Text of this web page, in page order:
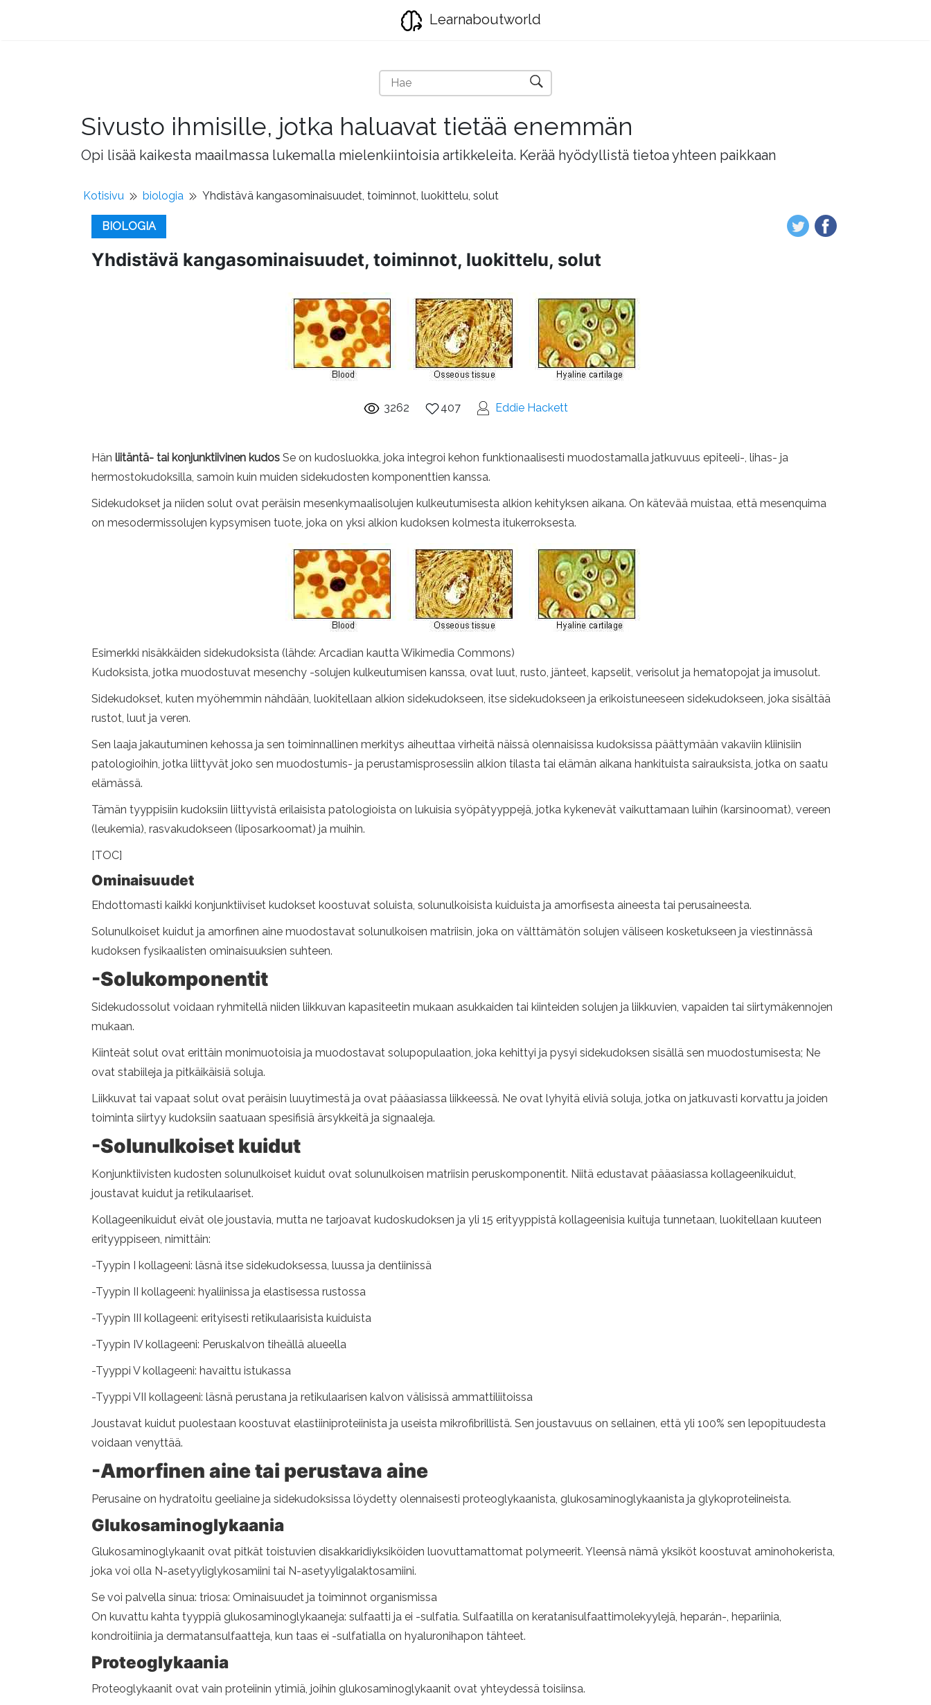
Learnaboutworld
Sivusto ihmisille, jotka haluavat tietää enemmän
Opi lisää kaikesta maailmassa lukemalla mielenkiintoisia artikkeleita. Kerää hyödyllistä tietoa yhteen paikkaan
Kotisivu biologia Yhdistävä kangasominaisuudet, toiminnot, luokittelu, solut
BIOLOGIA
Yhdistävä kangasominaisuudet, toiminnot, luokittelu, solut
3262 407 Eddie Hackett
Hän liitäntä- tai konjunktiivinen kudos Se on kudosluokka, joka integroi kehon funktionaalisesti muodostamalla jatkuvuus epiteeli-, lihas- ja
hermostokudoksilla, samoin kuin muiden sidekudosten komponenttien kanssa.
Sidekudokset ja niiden solut ovat peräisin mesenkymaalisolujen kulkeutumisesta alkion kehityksen aikana. On kätevää muistaa, että mesenquima
on mesodermissolujen kypsymisen tuote, joka on yksi alkion kudoksen kolmesta itukerroksesta.
Esimerkki nisäkkäiden sidekudoksista (lähde: Arcadian kautta Wikimedia Commons)
Kudoksista, jotka muodostuvat mesenchy -solujen kulkeutumisen kanssa, ovat luut, rusto, jänteet, kapselit, verisolut ja hematopojat ja imusolut.
Sidekudokset, kuten myöhemmin nähdään, luokitellaan alkion sidekudokseen, itse sidekudokseen ja erikoistuneeseen sidekudokseen, joka sisältää
rustot, luut ja veren.
Sen laaja jakautuminen kehossa ja sen toiminnallinen merkitys aiheuttaa virheitä näissä olennaisissa kudoksissa päättymään vakaviin kliinisiin
patologioihin, jotka liittyvät joko sen muodostumis- ja perustamisprosessiin alkion tilasta tai elämän aikana hankituista sairauksista, jotka on saatu
elämässä.
Tämän tyyppisiin kudoksiin liittyvistä erilaisista patologioista on lukuisia syöpätyyppejä, jotka kykenevät vaikuttamaan luihin (karsinoomat), vereen
(leukemia), rasvakudokseen (liposarkoomat) ja muihin.
[TOC]
Ominaisuudet
Ehdottomasti kaikki konjunktiiviset kudokset koostuvat soluista, solunulkoisista kuiduista ja amorfisesta aineesta tai perusaineesta.
Solunulkoiset kuidut ja amorfinen aine muodostavat solunulkoisen matriisin, joka on välttämätön solujen väliseen kosketukseen ja viestinnässä
kudoksen fysikaalisten ominaisuuksien suhteen.
-Solukomponentit
Sidekudossolut voidaan ryhmitellä niiden liikkuvan kapasiteetin mukaan asukkaiden tai kiinteiden solujen ja liikkuvien, vapaiden tai siirtymäkennojen
mukaan.
Kiinteät solut ovat erittäin monimuotoisia ja muodostavat solupopulaation, joka kehittyi ja pysyi sidekudoksen sisällä sen muodostumisesta; Ne
ovat stabiileja ja pitkäikäisiä soluja.
Liikkuvat tai vapaat solut ovat peräisin luuytimestä ja ovat pääasiassa liikkeessä. Ne ovat lyhyitä eliviä soluja, jotka on jatkuvasti korvattu ja joiden
toiminta siirtyy kudoksiin saatuaan spesifisiä ärsykkeitä ja signaaleja.
-Solunulkoiset kuidut
Konjunktiivisten kudosten solunulkoiset kuidut ovat solunulkoisen matriisin peruskomponentit. Niitä edustavat pääasiassa kollageenikuidut,
joustavat kuidut ja retikulaariset.
Kollageenikuidut eivät ole joustavia, mutta ne tarjoavat kudoskudoksen ja yli 15 erityyppistä kollageenisia kuituja tunnetaan, luokitellaan kuuteen
erityyppiseen, nimittäin:
-Tyypin I kollageeni: läsnä itse sidekudoksessa, luussa ja dentiinissä
-Tyypin II kollageeni: hyaliinissa ja elastisessa rustossa
-Tyypin III kollageeni: erityisesti retikulaarisista kuiduista
-Tyypin IV kollageeni: Peruskalvon tiheällä alueella
-Tyyppi V kollageeni: havaittu istukassa
-Tyyppi VII kollageeni: läsnä perustana ja retikulaarisen kalvon välisissä ammattiliitoissa
Joustavat kuidut puolestaan ​​koostuvat elastiiniproteiinista ja useista mikrofibrillistä. Sen joustavuus on sellainen, että yli 100% sen lepopituudesta
voidaan venyttää.
-Amorfinen aine tai perustava aine
Perusaine on hydratoitu geeliaine ja sidekudoksissa löydetty olennaisesti proteoglykaanista, glukosaminoglykaanista ja glykoproteiineista.
Glukosaminoglykaania
Glukosaminoglykaanit ovat pitkät toistuvien disakkaridiyksiköiden luovuttamattomat polymeerit. Yleensä nämä yksiköt koostuvat aminohokerista,
joka voi olla N-asetyyliglykosamiini tai N-asetyyligalaktosamiini.
Se voi palvella sinua: triosa: Ominaisuudet ja toiminnot organismissa
On kuvattu kahta tyyppiä glukosaminoglykaaneja: sulfaatti ja ei -sulfatia. Sulfaatilla on keratanisulfaattimolekyylejä, heparán-, hepariinia,
kondroitiinia ja dermatansulfaatteja, kun taas ei -sulfatialla on hyaluronihapon tähteet.
Proteoglykaania
Proteoglykaanit ovat vain proteiinin ytimiä, joihin glukosaminoglykaanit ovat yhteydessä toisiinsa.